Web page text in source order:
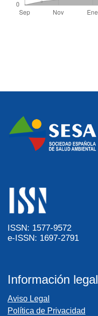
ISSN: 1577-9572
e-ISSN: 1697-2791
Información legal
Aviso Legal
Política de Privacidad